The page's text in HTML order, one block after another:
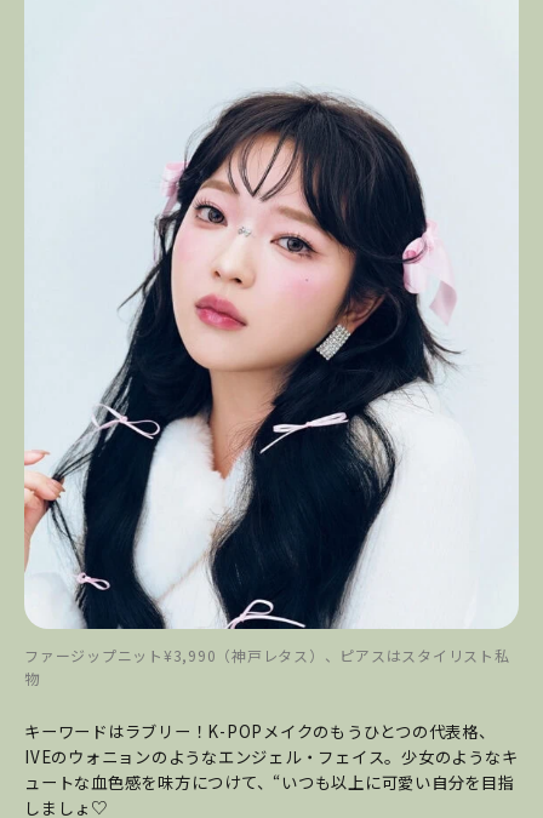
ファージップニット¥3,990（神戸レタス）、ピアスはスタイリスト私
物
キーワードはラブリー！K-POPメイクのもうひとつの代表格、
IVEのウォニョンのようなエンジェル・フェイス。少女のようなキ
ュートな血色感を味方につけて、“いつも以上に可愛い自分を目指
しましょ♡